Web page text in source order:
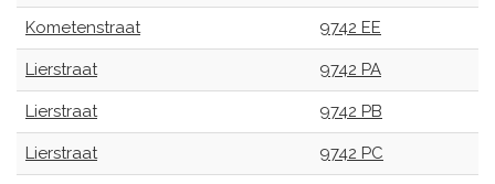
Kometenstraat 9742 EE
Lierstraat 9742 PA
Lierstraat 9742 PB
Lierstraat 9742 PC